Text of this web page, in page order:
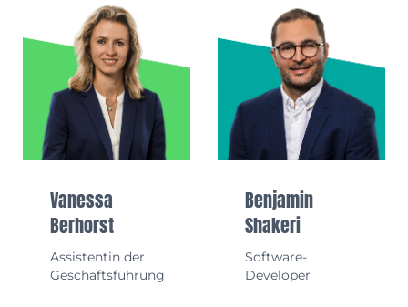
Vanessa
Berhorst
Assistentin der
Geschäftsführung
Benjamin
Shakeri
Software-
Developer